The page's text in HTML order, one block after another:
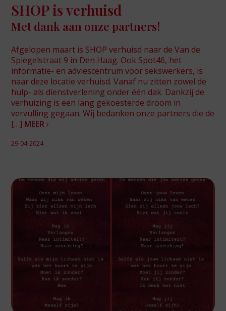
SHOP is verhuisd
Met dank aan onze partners!
Afgelopen maart is SHOP verhuisd naar de Van de
Spiegelstraat 9 in Den Haag. Ook Spot46, het
informatie- en adviescentrum voor sekswerkers, is
naar deze locatie verhuisd. Vanaf nu zitten zowel de
hulp- als dienstverlening onder één dak. Dankzij de
verhuizing is een lang gekoesterde droom in
vervulling gegaan. Wij bedanken onze partners die de
[…] MEER ›
29-04-2024